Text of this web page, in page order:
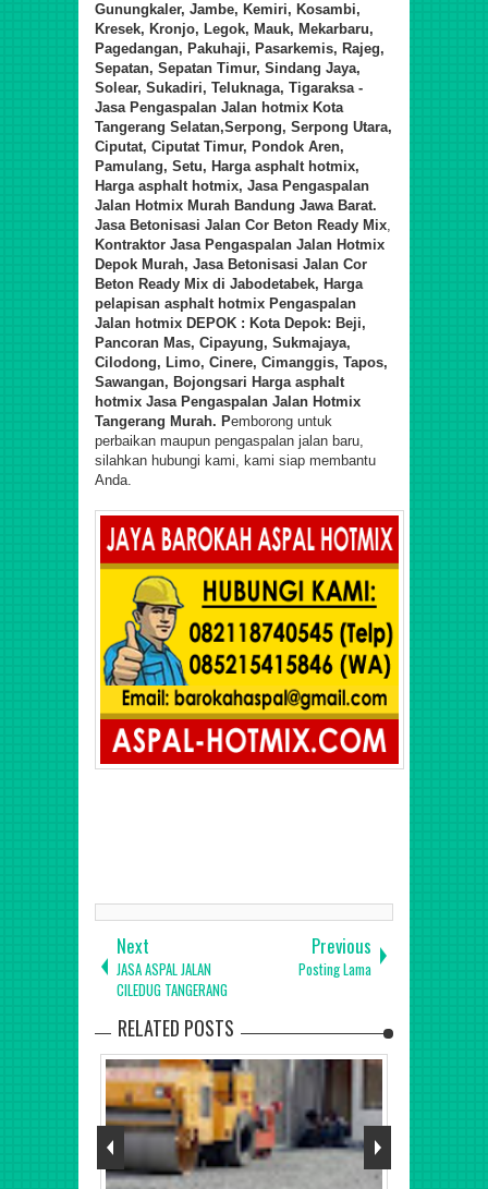
Gunungkaler, Jambe, Kemiri, Kosambi,
Kresek, Kronjo, Legok, Mauk, Mekarbaru,
Pagedangan, Pakuhaji, Pasarkemis, Rajeg,
Sepatan, Sepatan Timur, Sindang Jaya,
Solear, Sukadiri, Teluknaga, Tigaraksa -
Jasa Pengaspalan Jalan hotmix Kota
Tangerang Selatan,Serpong, Serpong Utara,
Ciputat, Ciputat Timur, Pondok Aren,
Pamulang, Setu, Harga asphalt hotmix,
Harga asphalt hotmix, Jasa Pengaspalan
Jalan Hotmix Murah Bandung Jawa Barat.
Jasa Betonisasi Jalan Cor Beton Ready Mix,
Kontraktor Jasa Pengaspalan Jalan Hotmix
Depok Murah, Jasa Betonisasi Jalan Cor
Beton Ready Mix di Jabodetabek, Harga
pelapisan asphalt hotmix Pengaspalan
Jalan hotmix DEPOK : Kota Depok: Beji,
Pancoran Mas, Cipayung, Sukmajaya,
Cilodong, Limo, Cinere, Cimanggis, Tapos,
Sawangan, Bojongsari Harga asphalt
hotmix Jasa Pengaspalan Jalan Hotmix
Tangerang Murah. Pemborong untuk
perbaikan maupun pengaspalan jalan baru,
silahkan hubungi kami, kami siap membantu
Anda.
Next
JASA ASPAL JALAN
CILEDUG TANGERANG
Previous
Posting Lama
RELATED POSTS